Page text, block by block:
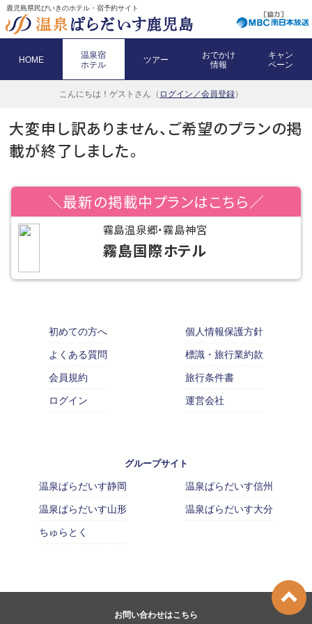
鹿児島県民びいきのホテル・宿予約サイト
HOME
温泉宿
ホテル
ツアー
おでかけ
情報
キャン
ペーン
こんにちは！ ゲストさん（ ログイン／会員登録）
大変申し訳ありません、ご希望のプランの掲
載が終了しました。
＼最新の掲載中プランはこちら／
霧島温泉郷・霧島神宮
霧島国際ホテル
初めての方へ
よくある質問
会員規約
ログイン
個人情報保護方針
標識・旅行業約款
旅行条件書
運営会社
グループサイト
温泉ぱらだいす静岡
温泉ぱらだいす山形
ちゅらとく
温泉ぱらだいす信州
温泉ぱらだいす大分
お問い合わせはこちら